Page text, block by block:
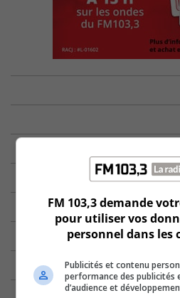
FM 103,3 demande
pour utiliser vos
personnel dans les
Publicités et contenu
performance des publicités
d’audience et